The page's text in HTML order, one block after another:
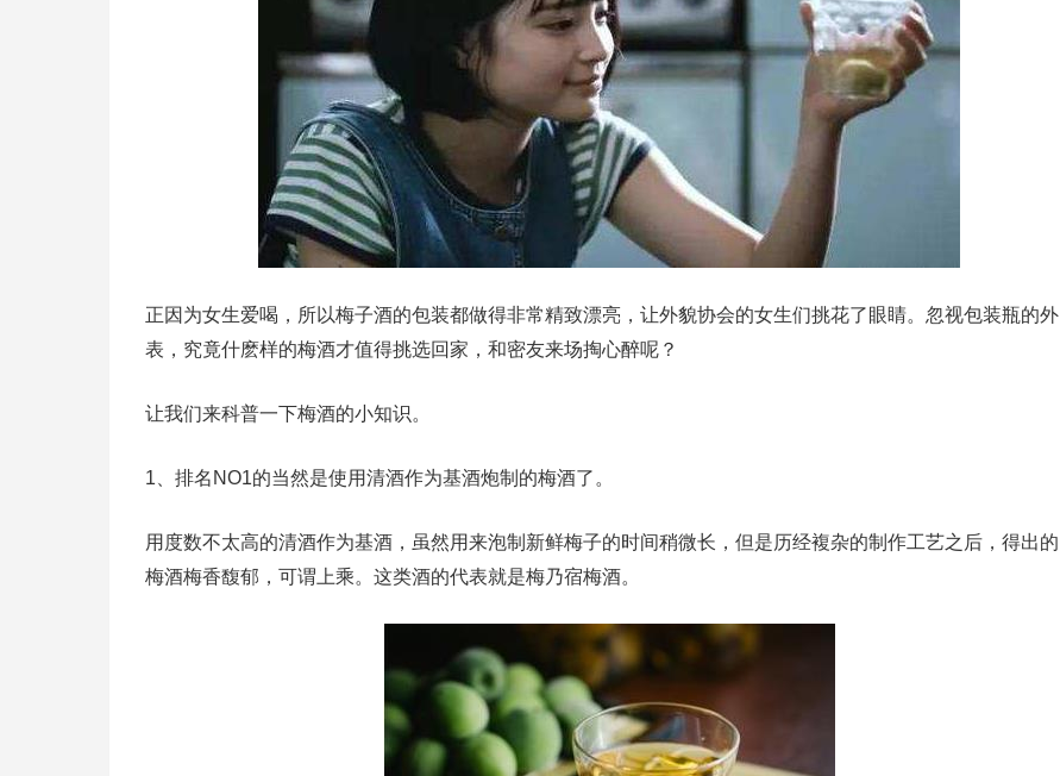
正因为女生爱喝，所以梅子酒的包装都做得非常精致漂亮，让外貌协会的女生们挑花了眼睛。忽视包装瓶的外
表，究竟什麽样的梅酒才值得挑选回家，和密友来场掏心醉呢？
让我们来科普一下梅酒的小知识。
1、排名NO1的当然是使用清酒作为基酒炮制的梅酒了。
用度数不太高的清酒作为基酒，虽然用来泡制新鲜梅子的时间稍微长，但是历经複杂的制作工艺之后，得出的
梅酒梅香馥郁，可谓上乘。这类酒的代表就是梅乃宿梅酒。